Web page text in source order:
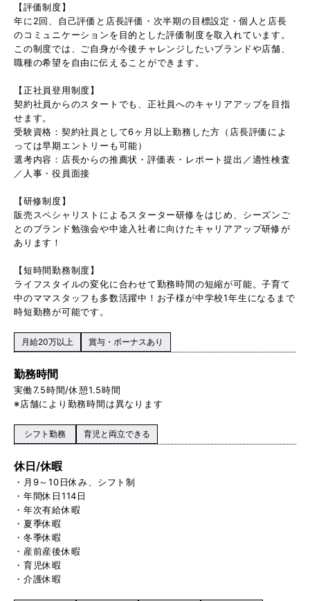
【評価制度】
年に2回、自己評価と店長評価・次半期の目標設定・個人と店長
のコミュニケーションを目的とした評価制度を取入れています。
この制度では、ご自身が今後チャレンジしたいブランドや店舗、
職種の希望を自由に伝えることができます。
【正社員登用制度】
契約社員からのスタートでも、正社員へのキャリアアップを目指
せます。
受験資格：契約社員として6ヶ月以上勤務した方（店長評価によ
っては早期エントリーも可能）
選考内容：店長からの推薦状・評価表・レポート提出／適性検査
／人事・役員面接
【研修制度】
販売スペシャリストによるスターター研修をはじめ、シーズンご
とのブランド勉強会や中途入社者に向けたキャリアアップ研修が
あります！
【短時間勤務制度】
ライフスタイルの変化に合わせて勤務時間の短縮が可能。子育て
中のママスタッフも多数活躍中！お子様が中学校1 年生になるまで
時短勤務が可能です。
月給20万以上 賞与・ボーナスあり
勤務時間
実働 7.5時間/休憩1.5時間
※店舗により勤務時間は異なります
シフト勤務 育児と両立できる
休日/休暇
・月9～10日休み、シフト制
・年間休日114日
・年次有給休暇
・夏季休暇
・冬季休暇
・産前産後休暇
・育児休暇
・介護休暇